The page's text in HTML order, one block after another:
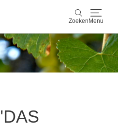
Zoeken Menu
Zoeken